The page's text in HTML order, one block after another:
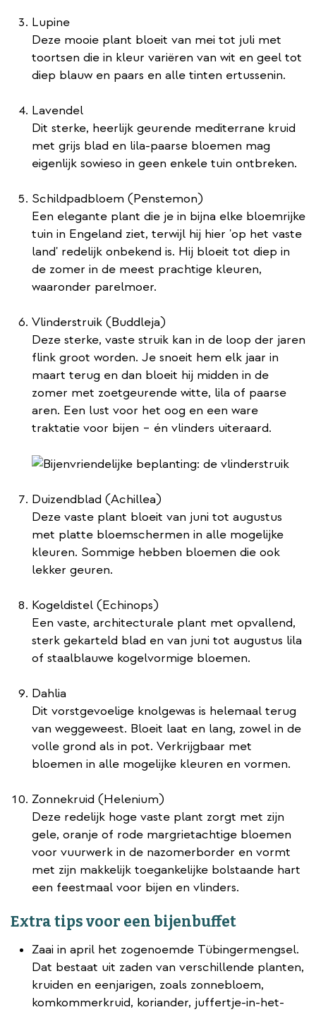
Lupine
Deze mooie plant bloeit van mei tot juli met
toortsen die in kleur variëren van wit en geel tot
diep blauw en paars en alle tinten ertussenin.
Lavendel
Dit sterke, heerlijk geurende mediterrane kruid
met grijs blad en lila-paarse bloemen mag
eigenlijk sowieso in geen enkele tuin ontbreken.
Schildpadbloem (Penstemon)
Een elegante plant die je in bijna elke bloemrijke
tuin in Engeland ziet, terwijl hij hier 'op het vaste
land' redelijk onbekend is. Hij bloeit tot diep in
de zomer in de meest prachtige kleuren,
waaronder parelmoer.
Vlinderstruik (Buddleja)
Deze sterke, vaste struik kan in de loop der jaren
flink groot worden. Je snoeit hem elk jaar in
maart terug en dan bloeit hij midden in de
zomer met zoetgeurende witte, lila of paarse
aren. Een lust voor het oog en een ware
traktatie voor bijen – én vlinders uiteraard.
Duizendblad (Achillea)
Deze vaste plant bloeit van juni tot augustus
met platte bloemschermen in alle mogelijke
kleuren. Sommige hebben bloemen die ook
lekker geuren.
Kogeldistel (Echinops)
Een vaste, architecturale plant met opvallend,
sterk gekarteld blad en van juni tot augustus lila
of staalblauwe kogelvormige bloemen.
Dahlia
Dit vorstgevoelige knolgewas is helemaal terug
van weggeweest. Bloeit laat en lang, zowel in de
volle grond als in pot. Verkrijgbaar met
bloemen in alle mogelijke kleuren en vormen.
Zonnekruid (Helenium)
Deze redelijk hoge vaste plant zorgt met zijn
gele, oranje of rode margrietachtige bloemen
voor vuurwerk in de nazomerborder en vormt
met zijn makkelijk toegankelijke bolstaande hart
een feestmaal voor bijen en vlinders.
Extra tips voor een bijenbuffet
Zaai in april het zogenoemde Tübingermengsel.
Dat bestaat uit zaden van verschillende planten,
kruiden en eenjarigen, zoals zonnebloem,
komkommerkruid, koriander, juffertje-in-het-